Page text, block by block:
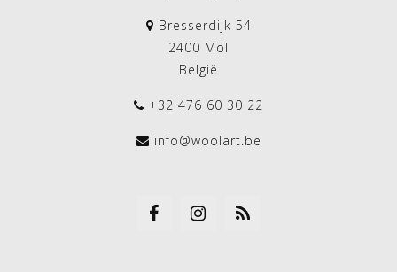
Bresserdijk 54
2400 Mol
België
+32 476 60 30 22
info@woolart.be